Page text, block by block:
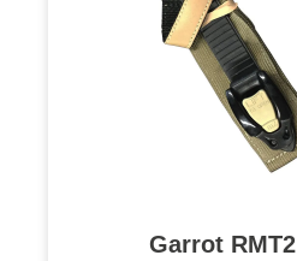
Garrot RMT2